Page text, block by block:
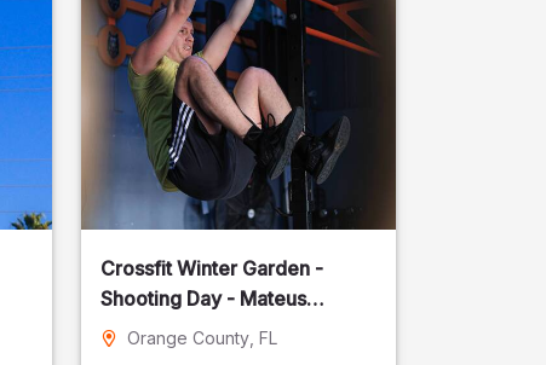
Crossfit Winter Garden -
Shooting Day - Mateus
Pereira Fotografia
Orange County, FL